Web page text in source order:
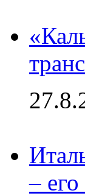
–